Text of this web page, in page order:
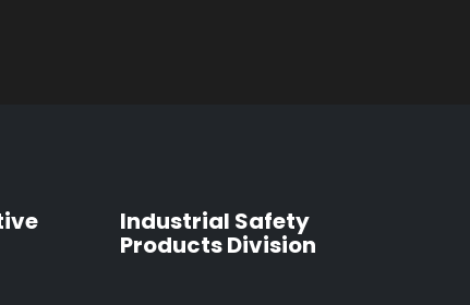
Industrial Safety
Products Division